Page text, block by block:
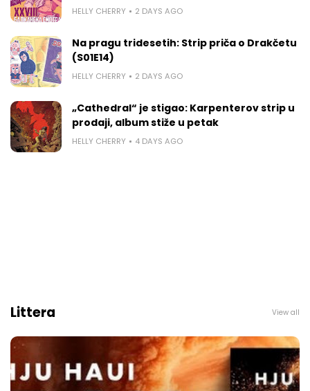
HELLY CHERRY 2 DAYS AGO
Na pragu tridesetih: Strip priča o Drakčetu
(S01E14)
HELLY CHERRY 2 DAYS AGO
„Cathedral“ je stigao: Karpenterov strip u
prodaji, album stiže u petak
HELLY CHERRY 4 DAYS AGO
Littera View all